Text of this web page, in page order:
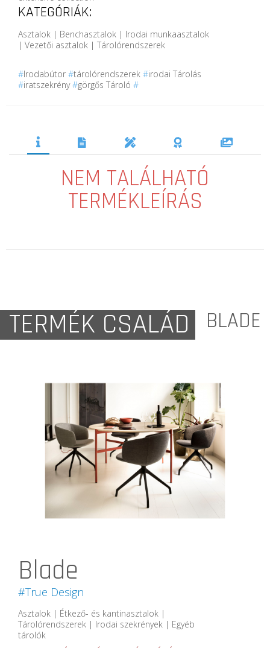
KATEGÓRIÁK:
Asztalok | Benchasztalok | Irodai munkaasztalok
| Vezetői asztalok | Tárolórendszerek
#Irodabútor #tárolórendszerek #irodai Tárolás
#iratszekrény#görgős Tároló #
NEM TALÁLHATÓ
TERMÉKLEÍRÁS
TERMÉK CSALÁD BLADE
Blade
#True Design
Asztalok | Étkező- és kantinasztalok |
Tárolórendszerek | Irodai szekrények | Egyéb
tárolók